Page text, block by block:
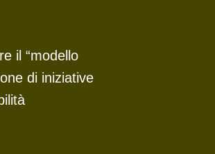
il “modello
di iniziative